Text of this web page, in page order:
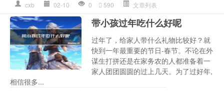
cxb 02-10 0 590 文章列表
带小孩过年吃什么好呢
过年了，给家人带什么礼物比较好？就
快到一年最重要的节日-春节。不论在外
谋生打拼还是在家务农的人都准备着一
家人团团圆圆的过上几天。为了过好年,
相信很多...